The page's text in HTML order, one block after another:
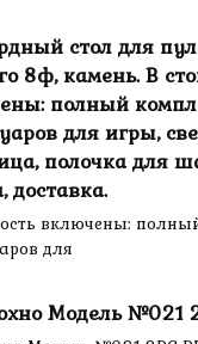
стол для
8ф, камень. В
полный
для игры,
полочка для
доставка.
включены:
для
Модель №021